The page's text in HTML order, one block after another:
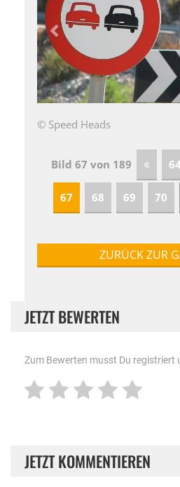
© Speed Heads
Bild 67 von 189 64
67 68 69 70
ZURÜCK ZUR
JETZT BEWERTEN
Zum Bewerten musst Du registriert
JETZT KOMMENTIEREN